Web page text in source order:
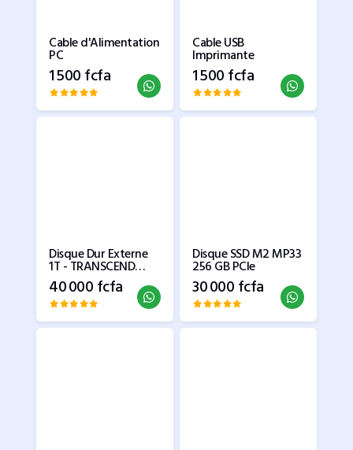
Cable d'Alimentation
PC
1 500 fcfa
Cable USB
Imprimante
1 500 fcfa
Disque Dur Externe
1T - TRANSCEND
StoreJet 25M3
40 000 fcfa
Disque SSD M2 MP33
256 GB PCIe
30 000 fcfa